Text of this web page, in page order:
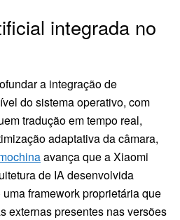
integrada no
a integração de
do sistema operativo, com
tradução em tempo real,
adaptativa da câmara,
avança que a Xiaomi
de IA desenvolvida
framework proprietária que
externas presentes nas versões